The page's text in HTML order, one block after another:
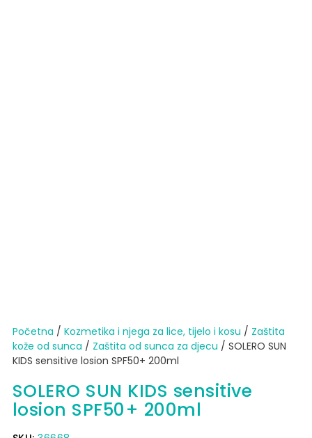
Početna / Kozmetika i njega za lice, tijelo i kosu / Zaštita
kože od sunca​ / Zaštita od sunca za djecu / SOLERO SUN
KIDS sensitive losion SPF50+ 200ml
SOLERO SUN KIDS sensitive
losion SPF50+ 200ml